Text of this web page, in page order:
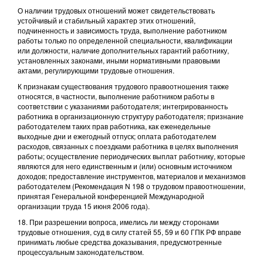
О наличии трудовых отношений может свидетельствовать
устойчивый и стабильный характер этих отношений,
подчиненность и зависимость труда, выполнение работником
работы только по определенной специальности, квалификации
или должности, наличие дополнительных гарантий работнику,
установленных законами, иными нормативными правовыми
актами, регулирующими трудовые отношения.
К признакам существования трудового правоотношения также
относятся, в частности, выполнение работником работы в
соответствии с указаниями работодателя; интегрированность
работника в организационную структуру работодателя; признание
работодателем таких прав работника, как еженедельные
выходные дни и ежегодный отпуск; оплата работодателем
расходов, связанных с поездками работника в целях выполнения
работы; осуществление периодических выплат работнику, которые
являются для него единственным и (или) основным источником
доходов; предоставление инструментов, материалов и механизмов
работодателем (Рекомендация N 198 о трудовом правоотношении,
принятая Генеральной конференцией Международной
организации труда 15 июня 2006 года).
18. При разрешении вопроса, имелись ли между сторонами
трудовые отношения, суд в силу статей 55, 59 и 60 ГПК РФ вправе
принимать любые средства доказывания, предусмотренные
процессуальным законодательством.